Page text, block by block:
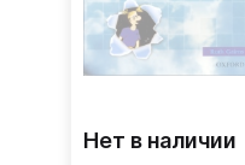
Нет в наличии